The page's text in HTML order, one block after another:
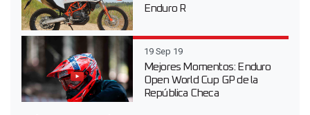
Enduro R
19 Sep 19
Mejores Momentos: Enduro
Open World Cup GP de la
República Checa